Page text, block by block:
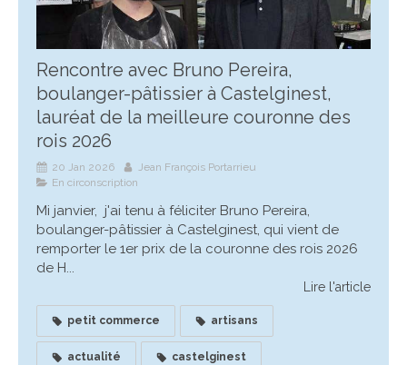
Rencontre avec Bruno Pereira,
boulanger-pâtissier à Castelginest,
lauréat de la meilleure couronne des
rois 2026
20 Jan 2026
Jean François Portarrieu
En circonscription
Mi janvier, j'ai tenu à féliciter Bruno Pereira,
boulanger-pâtissier à Castelginest, qui vient de
remporter le 1er prix de la couronne des rois 2026
de H...
Lire l'article
petit commerce artisans
actualité castelginest